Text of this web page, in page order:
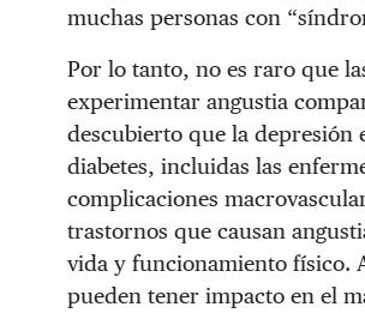
muchas personas con
Por lo tanto, no es raro que
experimentar angustia
descubierto que la depresión
diabetes, incluidas las
complicaciones
trastornos que causan
vida y funcionamiento físico.
pueden tener impacto en el